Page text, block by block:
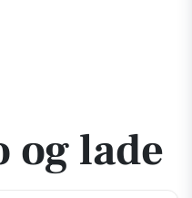
og lade